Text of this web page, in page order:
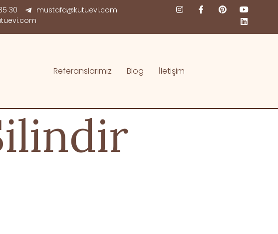
30
mustafa@kutuevi.com
Referanslarımız Blog İletişim